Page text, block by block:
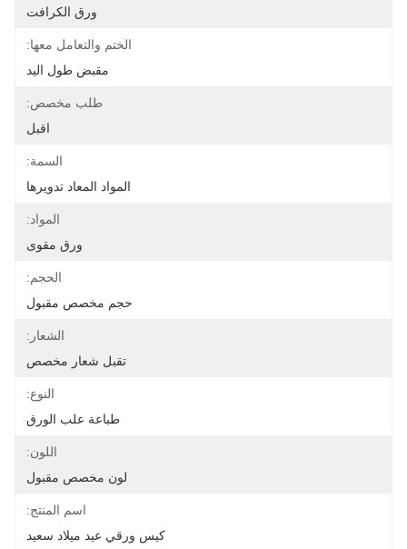
ورق الكرافت
الختم والتعامل معها:
مقبض طول اليد
طلب مخصص:
اقبل
السمة:
المواد المعاد تدويرها
المواد:
ورق مقوى
الحجم:
حجم مخصص مقبول
الشعار:
تقبل شعار مخصص
النوع:
طباعة علب الورق
اللون:
لون مخصص مقبول
اسم المنتج:
كيس ورقي عيد ميلاد سعيد